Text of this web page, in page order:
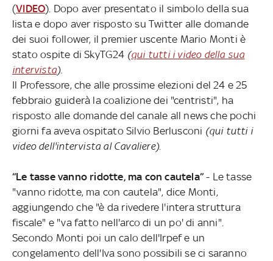
(VIDEO). Dopo aver presentato il simbolo della sua
lista e dopo aver risposto su Twitter alle domande
dei suoi follower, il premier uscente Mario Monti è
stato ospite di SkyTG24 (qui tutti i video della sua
intervista).
Il Professore, che alle prossime elezioni del 24 e 25
febbraio guiderà la coalizione dei "centristi", ha
risposto alle domande del canale all news che pochi
giorni fa aveva ospitato Silvio Berlusconi (qui tutti i
video dell'intervista al Cavaliere).
“Le tasse vanno ridotte, ma con cautela”- Le tasse
"vanno ridotte, ma con cautela", dice Monti,
aggiungendo che "è da rivedere l'intera struttura
fiscale" e "va fatto nell'arco di un po' di anni".
Secondo Monti poi un calo dell'Irpef e un
congelamento dell'Iva sono possibili se ci saranno